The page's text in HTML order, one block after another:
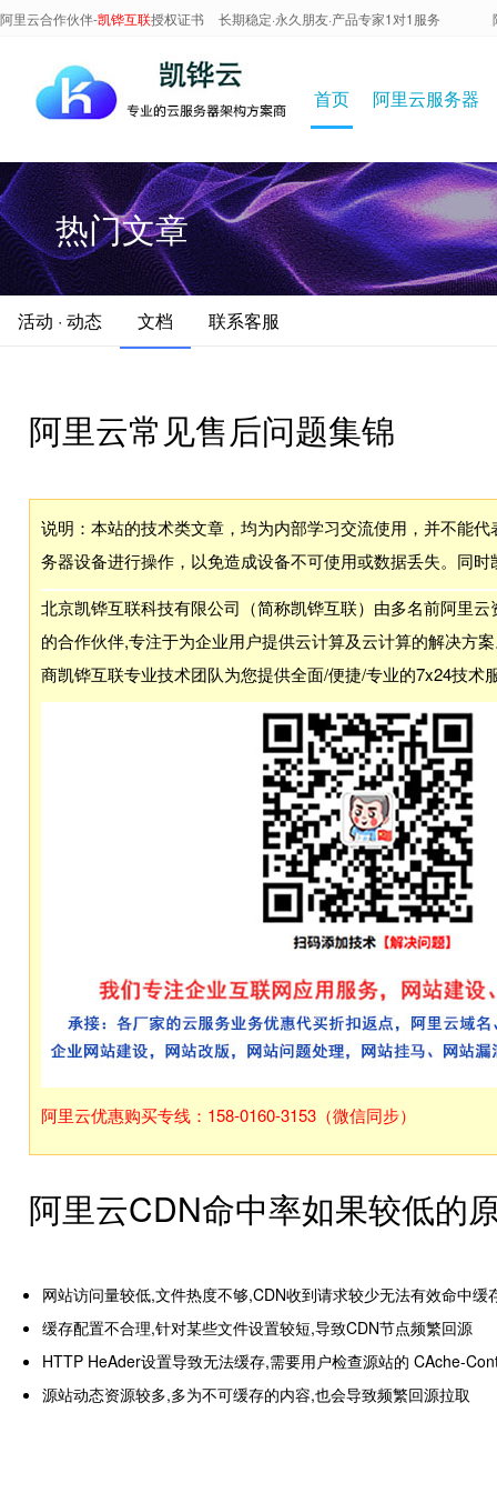
阿里云合作伙伴-凯铧互联授权证书 长期稳定·永久朋友·产品专家1对1服务
首页 阿里云服务器
热门文章
活动 · 动态 文档 联系客服
阿里云常见售后问题集锦
说明：本站的技术类文章，均为内部学习交流使用，并不能
务器设备进行操作，以免造成设备不可使用或数据丢失。同
北京凯铧互联科技有限公司（简称凯铧互联）由多名前阿里
的合作伙伴,专注于为企业用户提供云计算及云计算的解决方
商凯铧互联专业技术团队为您提供全面/便捷/专业的7x24技术
阿里云优惠购买专线：158-0160-3153（微信同步）
阿里云CDN命中率如果较低的
网站访问量较低,文件热度不够,CDN收到请求较少无法有效命中缓
缓存配置不合理,针对某些文件设置较短,导致CDN节点频繁回源
HTTP HeAder设置导致无法缓存,需要用户检查源站的 CAche-
源站动态资源较多,多为不可缓存的内容,也会导致频繁回源拉取